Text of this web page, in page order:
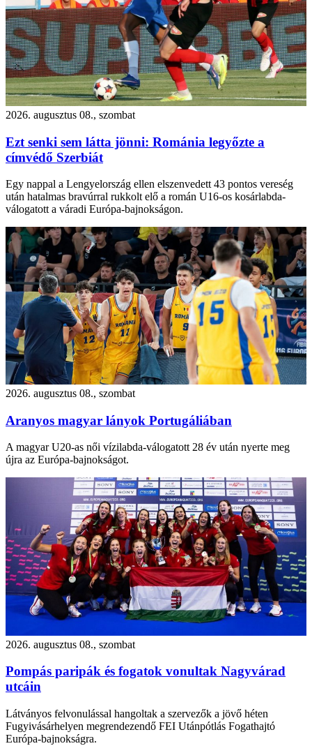
2026. augusztus 08., szombat
Ezt senki sem látta jönni: Románia legyőzte a
címvédő Szerbiát
Egy nappal a Lengyelország ellen elszenvedett 43 pontos vereség
után hatalmas bravúrral rukkolt elő a román U16-os kosárlabda-
válogatott a váradi Európa-bajnokságon.
2026. augusztus 08., szombat
Aranyos magyar lányok Portugáliában
A magyar U20-as női vízilabda-válogatott 28 év után nyerte meg
újra az Európa-bajnokságot.
2026. augusztus 08., szombat
Pompás paripák és fogatok vonultak Nagyvárad
utcáin
Látványos felvonulással hangoltak a szervezők a jövő héten
Fugyivásárhelyen megrendezendő FEI Utánpótlás Fogathajtó
Európa-bajnokságra.